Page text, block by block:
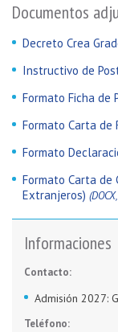
Documentos
Decreto Crea
Instructivo de
Formato Ficha de
Formato Carta de
Formato
Formato Carta de
Extranjeros)
Informaciones
Contacto:
Admisión 2027:
Teléfono: